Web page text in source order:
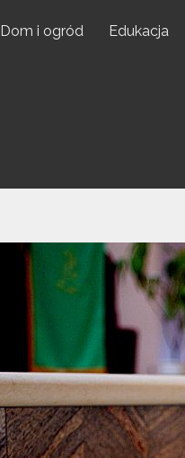
Dom i ogród Edukacja